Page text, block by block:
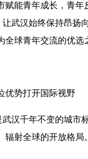
赋能青年成长，青年
让武汉始终保持昂扬
全球青年交流的优选
优势打开国际视野
武汉千年不变的城市
辐射全球的开放格局。